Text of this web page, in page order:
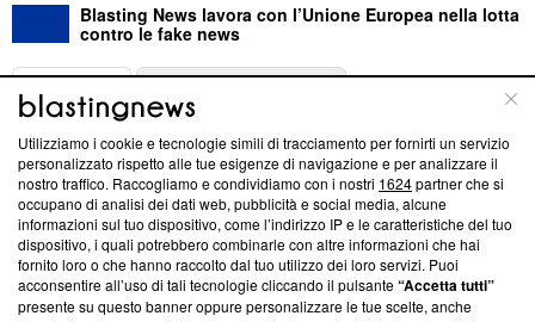
Blasting News lavora con l’Unione Europea nella lotta
contro le fake news
ABOUT
Questa sezione offre informazioni trasparenti su Blasting
News, sui nostri processi editoriali e su come ci impegniamo a
creare news di qualità. Inoltre, afferma la nostra aderenza a
‘Trust Project - News with Integrity’Blasting News non è
ancora membro del programma, ma ha richiesto di farne
parte; Trust Project non ha ancora effettuato una verifica di
conformità agli standard.
Utilizziamo i cookie e tecnologie simili di tracciamento per fornirti un servizio
personalizzato rispetto alle tue esigenze di navigazione e per analizzare il
nostro traffico. Raccogliamo e condividiamo con i nostri 1624partner che si
occupano di analisi dei dati web, pubblicità e social media, alcune
informazioni sul tuo dispositivo, come l’indirizzo IP e le caratteristiche del tuo
dispositivo, i quali potrebbero combinarle con altre informazioni che hai
fornito loro o che hanno raccolto dal tuo utilizzo dei loro servizi. Puoi
acconsentire all’uso di tali tecnologie cliccando il pulsante“Accetta tutti”
presente su questo banner oppure personalizzare le tue scelte, anche